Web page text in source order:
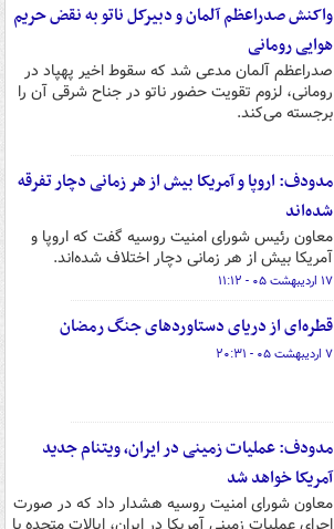
واکنش صدراعظم آلمان و دبیرکل ناتو به نقض حریم
هوایی رومانی
صدراعظم آلمان مدعی شد که سقوط اخیر پهپاد در
رومانی، لزوم تقویت حضور ناتو در جناح شرقی آن را
برجسته می‌کند.
مدودف: اروپا و آمریکا بیش از هر زمانی دچار تفرقه
شده‌اند
معاون رئیس شورای امنیت روسیه گفت که اروپا و
آمریکا بیش از هر زمانی دچار اختلاف شده‌اند.
۱۷ اردیبهشت ۰۵ - ۱۱:۱۲
قطره‌ای از دریای دستاوردهای جنگ رمضان
۷ اردیبهشت ۰۵ - ۲۰:۳۱
مدودف: عملیات زمینی در ایران، ویتنام جدید
آمریکا خواهد شد
معاون شورای امنیت روسیه هشدار داد که در صورت